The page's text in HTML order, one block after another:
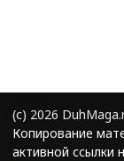
(с) 2026
Копирование
активной ссылки